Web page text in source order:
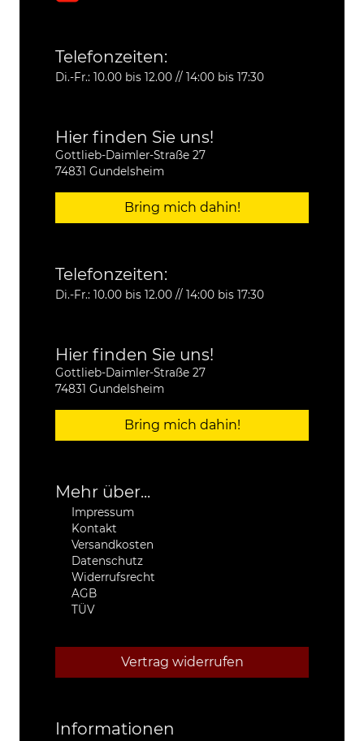
Telefonzeiten:
Di.-Fr.: 10.00 bis 12.00 // 14:00 bis 17:30
Hier finden Sie uns!
Gottlieb-Daimler-Straße 27
74831 Gundelsheim
Bring mich dahin!
Telefonzeiten:
Di.-Fr.: 10.00 bis 12.00 // 14:00 bis 17:30
Hier finden Sie uns!
Gottlieb-Daimler-Straße 27
74831 Gundelsheim
Bring mich dahin!
Mehr über...
Impressum
Kontakt
Versandkosten
Datenschutz
Widerrufsrecht
AGB
TÜV
Vertrag widerrufen
Informationen